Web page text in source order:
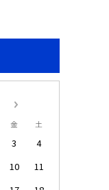
金 土
3
4
10
11